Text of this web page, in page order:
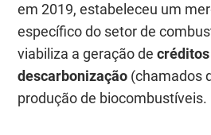
em 2019, estabeleceu um
específico do setor de
viabiliza a geração de
descarbonização (chamados
produção de biocombustíveis.